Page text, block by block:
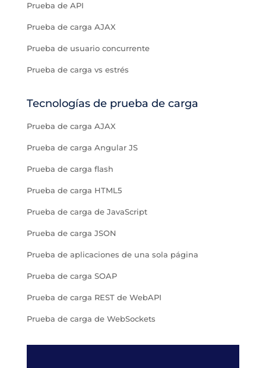
Prueba de API
Prueba de carga AJAX
Prueba de usuario concurrente
Prueba de carga vs estrés
Tecnologías de prueba de carga
Prueba de carga AJAX
Prueba de carga Angular JS
Prueba de carga flash
Prueba de carga HTML5
Prueba de carga de JavaScript
Prueba de carga JSON
Prueba de aplicaciones de una sola página
Prueba de carga SOAP
Prueba de carga REST de WebAPI
Prueba de carga de WebSockets